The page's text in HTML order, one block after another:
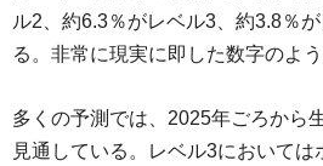
ル2、約6.3％がレベル3、約3.8％
る。非常に現実に即した数字のよう
多くの予測では、2025年ごろから
見通している。レベル3において